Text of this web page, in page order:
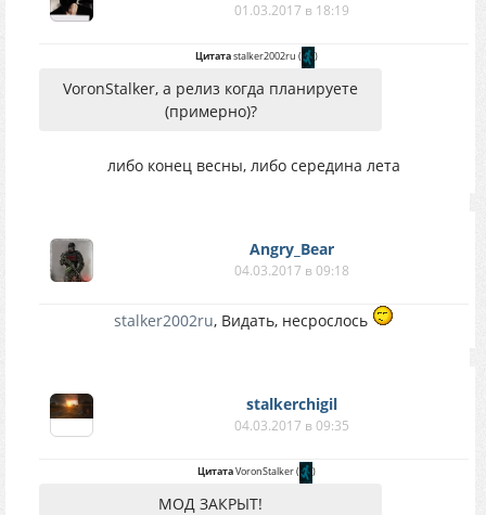
01.03.2017 в 18:19
Цитатаstalker2002ru ( )
VoronStalker, а релиз когда планируете
(примерно)?
либо конец весны, либо середина лета
Angry_Bear
04.03.2017 в 09:18
stalker2002ru, Видать, несрослось
stalkerchigil
04.03.2017 в 09:35
ЦитатаVoronStalker( )
МОД ЗАКРЫТ!